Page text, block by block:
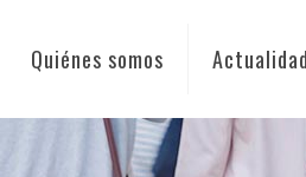
Quiénes somos Actualidad